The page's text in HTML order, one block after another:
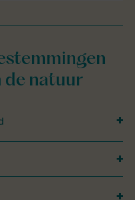
de natuur